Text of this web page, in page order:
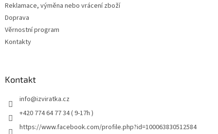
Reklamace, výměna nebo vrácení zboží
Doprava
Věrnostní program
Kontakty
Kontakt
info@izviratka.cz
+420 774 64 77 34 ( 9-17h )
https://www.facebook.com/profile.php?id=100063830512584